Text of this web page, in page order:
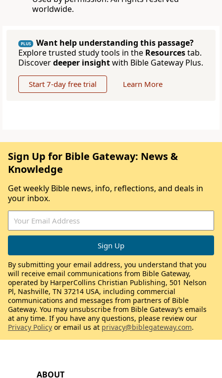
worldwide.
PLUS
Want help understanding this passage?
Explore trusted study tools in the Resourcestab.
Discoverdeeper insightwith Bible Gateway Plus.
Start 7-day free trial Learn More
ABOUT
Sign Up for Bible Gateway: News &
Knowledge
Get weekly Bible news, info, reflections, and deals in
your inbox.
By submitting your email address, you understand that you
will receive email communications from Bible Gateway,
operated by HarperCollins Christian Publishing, 501 Nelson
Pl, Nashville, TN 37214 USA, including commercial
communications and messages from partners of Bible
Gateway. You may unsubscribe from Bible Gateway’s emails
at any time. If you have any questions, please review our
Privacy Policy or email us at privacy@biblegateway.com.